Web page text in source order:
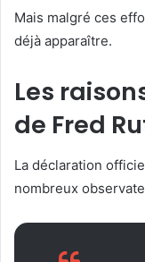
Mais malgré ces
déjà apparaître.
Les
de Fred
La déclaration
nombreux